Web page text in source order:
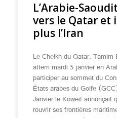
L’Arabie-
vers le Qatar et
plus l’Iran
Le Cheikh du Qatar,
atterri mardi 5 janvier en
participer au sommet du
États arabes du Golfe
Janvier le Koweït annonçait
rouvrir ses frontières